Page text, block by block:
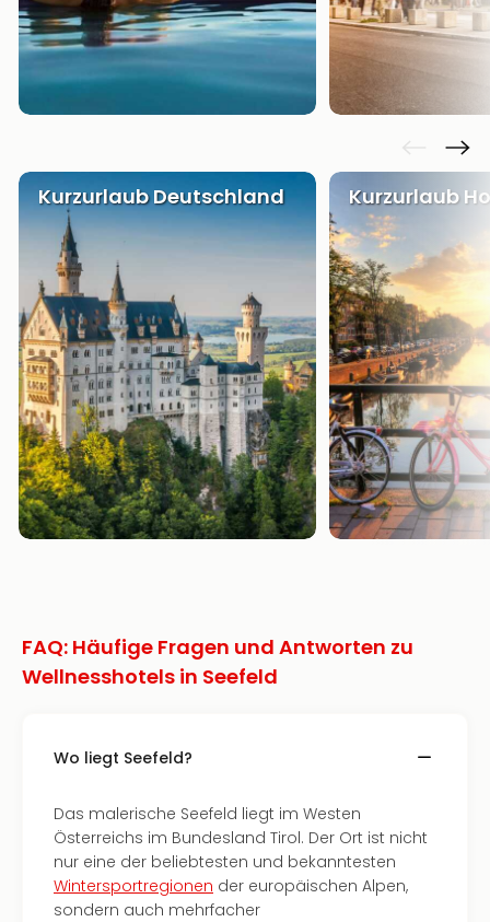
Kurzurlaub Deutschland Kurzurlaub
FAQ: Häufige Fragen und Antworten zu
Wellnesshotels in Seefeld
Wo liegt Seefeld?
Das malerische Seefeld liegt im Westen
Österreichs im Bundesland Tirol. Der Ort ist nicht
nur eine der beliebtesten und bekanntesten
Wintersportregionen der europäischen Alpen,
sondern auch mehrfacher